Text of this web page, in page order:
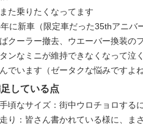
た乗りたくなってます
に新車（限定車だった35thアニバ
クーラー撤去、ウエーバー換装の
ンなミニが維持できなくなって泣
でいます（ゼータクな悩みですよ
している点
手頃なサイズ：街中ウロチョロする
走り：皆さん書かれている様に、